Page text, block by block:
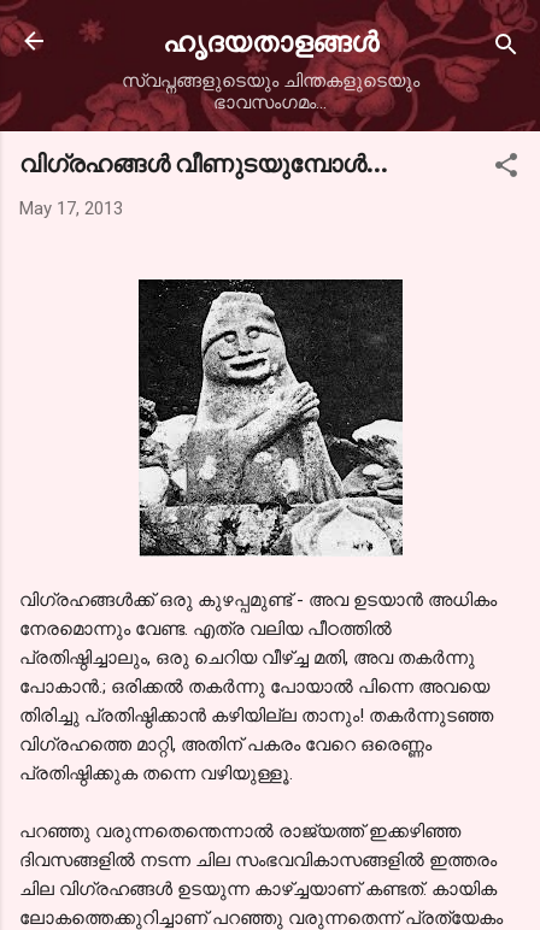
Skip to main content
ഹൃദയതാളങ്ങള്‍
സ്വപ്നങ്ങളുടെയും ചിന്തകളുടെയും
ഭാവസംഗമം...
വിഗ്രഹങ്ങള്‍ വീണുടയുമ്പോള്‍...
May 17, 2013
വിഗ്രഹങ്ങള്‍ക്ക് ഒരു കുഴപ്പമുണ്ട് - അവ ഉടയാന്‍ അധികം
നേരമൊന്നും വേണ്ട. എത്ര വലിയ പീഠത്തില്‍
പ്രതിഷ്ഠിച്ചാലും, ഒരു ചെറിയ വീഴ്ച്ച മതി, അവ തകര്‍ന്നു
പോകാന്‍.; ഒരിക്കല്‍ തകര്‍ന്നു പോയാല്‍ പിന്നെ അവയെ
തിരിച്ചു പ്രതിഷ്ഠിക്കാന്‍ കഴിയില്ല താനും! തകര്‍ന്നുടഞ്ഞ
വിഗ്രഹത്തെ മാറ്റി, അതിന് പകരം വേറെ ഒരെണ്ണം
പ്രതിഷ്ഠിക്കുക തന്നെ വഴിയുള്ളൂ.
പറഞ്ഞു വരുന്നതെന്തെന്നാല്‍ രാജ്യത്ത് ഇക്കഴിഞ്ഞ
ദിവസങ്ങളില്‍ നടന്ന ചില സംഭവവികാസങ്ങളില്‍ ഇത്തരം
ചില വിഗ്രഹങ്ങള്‍ ഉടയുന്ന കാഴ്ച്ചയാണ് കണ്ടത്. കായിക
ലോകത്തെക്കുറിച്ചാണ് പറഞ്ഞു വരുന്നതെന്ന് പ്രത്യേകം